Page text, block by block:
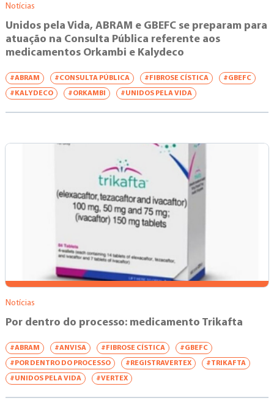
Notícias
Unidos pela Vida, ABRAM e GBEFC se preparam para
atuação na Consulta Pública referente aos
medicamentos Orkambi e Kalydeco
#ABRAM #CONSULTA PÚBLICA #FIBROSE CÍSTICA #GBEFC
#KALYDECO #ORKAMBI #UNIDOS PELA VIDA
Notícias
Por dentro do processo: medicamento Trikafta
#ABRAM #ANVISA #FIBROSE CÍSTICA #GBEFC
#POR DENTRO DO PROCESSO #REGISTRAVERTEX #TRIKAFTA
#UNIDOS PELA VIDA #VERTEX